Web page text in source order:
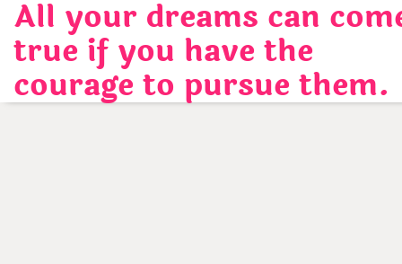
Skip
content
All your dreams can
true if you have the
courage to pursue them.